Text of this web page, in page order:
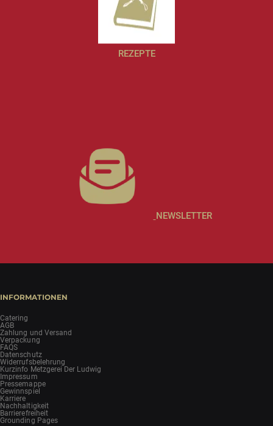
REZEPTE
NEWSLETTER
INFORMATIONEN
Catering
AGB
Zahlung und Versand
Verpackung
FAQS
Datenschutz
Widerrufsbelehrung
Kurzinfo Metzgerei Der Ludwig
Impressum
Pressemappe
Gewinnspiel
Karriere
Nachhaltigkeit
Barrierefreiheit
Grounding Pages